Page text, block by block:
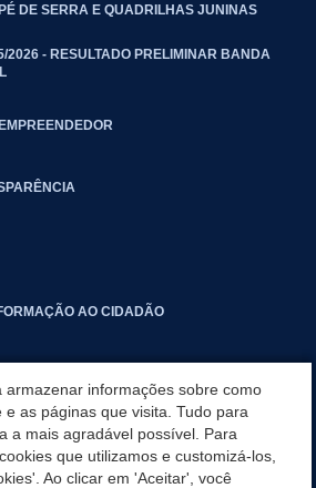
DE SERRA E QUADRILHAS JUNINAS
2026 - RESULTADO PRELIMINAR BANDA
AO CIDADÃO
armazenar informações sobre como
as páginas que visita. Tudo para
a mais agradável possível. Para
que utilizamos e customizá-los,
Ao clicar em 'Aceitar', você